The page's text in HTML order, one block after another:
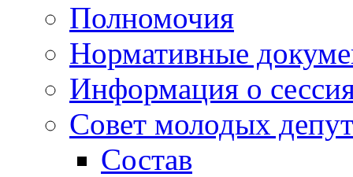
Полномочия
Нормативные
Информация о
Совет молодых
Состав